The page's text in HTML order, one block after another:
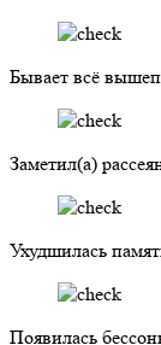
Бывает всё
Заметил(а)
Ухудшилась
Появилась